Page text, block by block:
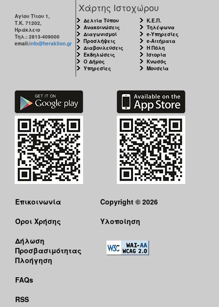
Αγίου Τίτου 1,
Τ.Κ. 71202,
Ηράκλειο
Τηλ.: 2813-409000
email:info@heraklion.gr
Χάρτης Ιστοχώρου
Δελτία Τύπου
Ανακοινώσεις
Διαγωνισμοί
Προσλήψεις
Διαβουλεύσεις
Εκδηλώσεις
Ο Δήμος
Υπηρεσίες
Κ.Ε.Π.
Τηλέφωνα
e-Υπηρεσίες
e-Αιτήματα
Η Πόλη
Ιστορία
Κνωσός
Μουσεία
Επικοινωνία
Όροι Χρήσης
Δήλωση
Προσβασιμότητας
Πλοήγηση
FAQs
RSS
Copyright © 2026
Υλοποίηση